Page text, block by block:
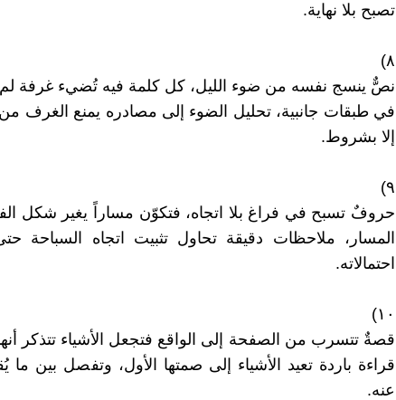
تصبح بلا نهاية.
٨)
نصٌّ ينسج نفسه من ضوء الليل، كل كلمة فيه تُضيء غرفة
في طبقات جانبية، تحليل الضوء إلى مصادره يمنع الغرف من
إلا بشروط.
٩)
حروفٌ تسبح في فراغ بلا اتجاه، فتكوّن مساراً يغير شكل
المسار، ملاحظات دقيقة تحاول تثبيت اتجاه السباحة
احتمالاته.
١٠)
قصةٌ تتسرب من الصفحة إلى الواقع فتجعل الأشياء تتذكر
قراءة باردة تعيد الأشياء إلى صمتها الأول، وتفصل بين
عنه.